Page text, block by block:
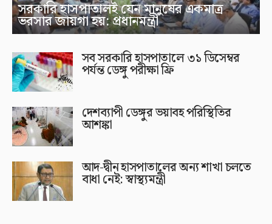
সরকারি হাসপাতালই যেন মানুষের একমাত্র
ভরসার জায়গা হয়: প্রধানমন্ত্রী
সব সরকারি হাসপাতালে ৩১ ডিসেম্বর
পর্যন্ত ডেঙ্গু পরীক্ষা ফ্রি
দেশব্যাপী ডেঙ্গুর ভয়াবহ পরিস্থিতির
আশঙ্কা
আদ-দ্বীন হাসপাতালের অন্য শাখা চলতে
বাধা নেই: স্বাস্থ্যমন্ত্রী